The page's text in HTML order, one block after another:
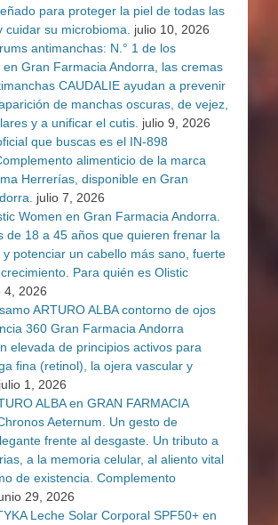
para proteger la piel de todas las
cuidar su microbioma.
julio 10, 2026
antimanchas: N.° 1 de los
Gran Farmacia Andorra, las cremas
CAUDALIE ayudan a prevenir
de manchas oscuras, de vejez,
y a unificar el cutis. julio 9, 2026
que buscas es el IN-898
alimenticio de la marca
Herrerías, disponible en Gran
julio 7, 2026
Women en Gran Farmacia Andorra.
de 18 a 45 años que quieren frenar la
potenciar un cabello más sano, fuerte
Para quién es Olistic
4, 2026
ARTURO ALBA contorno de ojos
360 Gran Farmacia Andorra
elevada de principios activos para
fina (retinol), la ojera vascular y
julio 1, 2026
ALBA en GRAN FARMACIA
Aeternum. Un gesto de
frente al desgaste. Un tributo a
a la memoria celular, al aliento vital
de existencia. Complemento
29, 2026
Leche Solar Corporal SPF50+ en